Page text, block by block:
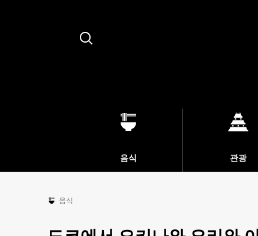
Search
음식 관광
음식